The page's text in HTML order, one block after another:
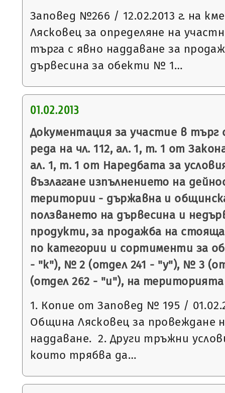
Заповед №266 / 12.02.2013 г. на
Лясковец за определяне на
търга с явно наддаване за
дървесина за обекти № 1…
01.02.2013
Документация за участие в търг
реда на чл. 112, ал. 1, т. 1 от
ал. 1, т. 1 от Наредбата за
възлагане изпълнението на
територии - държавна и
ползването на дървесина и
продукти, за продажба на
по категории и сортименти за
- "к"), № 2 (отдел 241 - "у"), № 3
(отдел 262 - "и"), на
1. Копие от Заповед № 195 /
Община Лясковец за провеждане
наддаване. 2. Други тръжни
които трябва да…